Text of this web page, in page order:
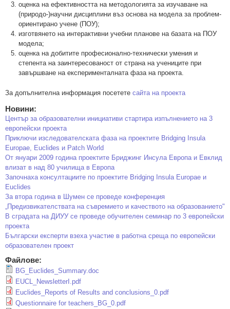
оценка на ефективността на методологията за изучаване на
(природо-)научни дисциплини въз основа на модела за проблем-
ориентирано учене (ПОУ);
изготвянето на интерактивни учебни планове на базата на ПОУ
модела;
оценка на добитите професионално-технически умения и
степента на заинтересованост от страна на учениците при
завършване на експерименталната фаза на проекта.
За допълнителна информация посетете сайта на проекта
Новини:
Център за образователни инициативи стартира изпълнението на 3
европейски проекта
Приключи изследователската фаза на проектите Bridging Insula
Europae, Euclides и Patch World
От януари 2009 година проектите Бриджинг Инсула Европа и Евклид
влизат в над 80 училища в Европа
Започнаха консултациите по проектите Bridging Insula Europae и
Euclides
За втора година в Шумен се проведе конференция
„Предизвикателствата на съвремието и качеството на образованието"
В сградата на ДИУУ се проведе обучителен семинар по 3 европейски
проекта
Български експерти взеха участие в работна среща по европейски
образователен проект
Файлове:
BG_Euclides_Summary.doc
EUCL_NewsletterI.pdf
Euclides_Reports of Results and conclusions_0.pdf
Questionnaire for teachers_BG_0.pdf